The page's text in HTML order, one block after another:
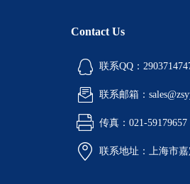
Contact Us
联系QQ：
联系邮箱：
传真：021-59179657
联系地址：上海市